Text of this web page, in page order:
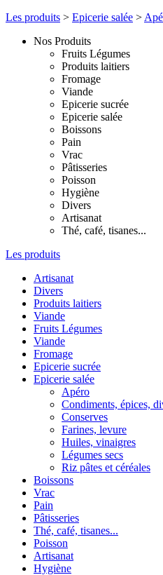
Les produits > Epicerie salée >
Nos Produits
Fruits Légumes
Produits laitiers
Fromage
Viande
Epicerie sucrée
Epicerie salée
Boissons
Pain
Vrac
Pâtisseries
Poisson
Hygiène
Divers
Artisanat
Thé, café, tisanes...
Les produits
Artisanat
Divers
Produits laitiers
Viande
Fruits Légumes
Viande
Fromage
Epicerie sucrée
Epicerie salée
Apéro
Condiments, épices,
Conserves
Farines, levure
Huiles, vinaigres
Légumes secs
Riz pâtes et céréales
Boissons
Vrac
Pain
Pâtisseries
Thé, café, tisanes...
Poisson
Artisanat
Hygiène